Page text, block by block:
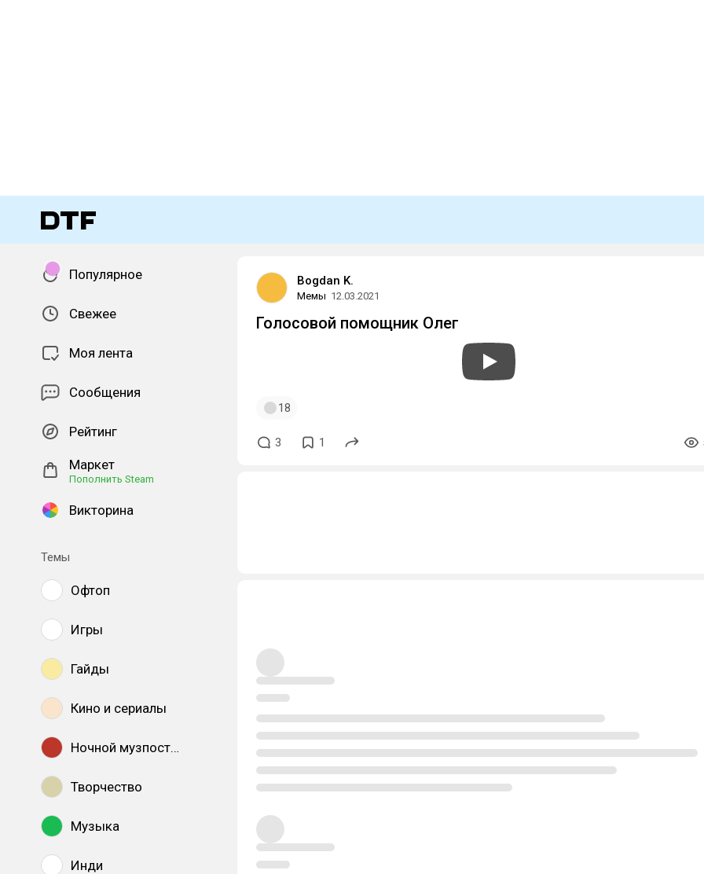
Популярное
Свежее
Моя лента
Сообщения
Рейтинг
Маркет
Пополнить Steam
Викторина
Темы
Офтоп
Игры
Гайды
Кино и сериалы
Ночной музпостинг
Творчество
Музыка
Инди
Bogdan K.
Мемы 12.03.2021
Голосовой помощник Олег
18
3 1